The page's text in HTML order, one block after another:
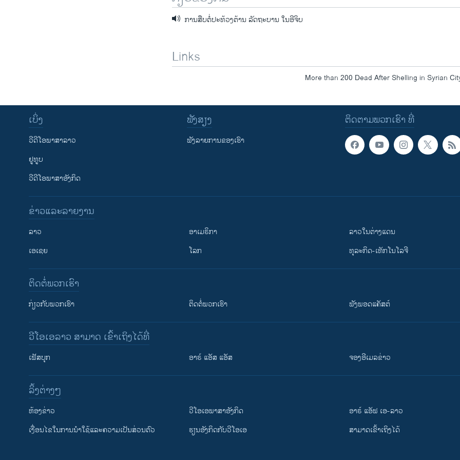
ຕິດຕາມພວກເຮົາ ທີ່
ການສືບຕໍ່ປະທ້ວງຕ້ານ ລັດຖະບານ ໃນອີຈິບ
Links
More than 200 Dead After Shelling in Syrian
ຕິດຕາມພວກເຮົາ ທີ່
ເບິ່ງ
ວີດີໂອພາສາລາວ
ຢູທູບ
ວີດີໂອພາສາອັງກິດ
ຟັງສຽງ
ຟັງລາຍການຂອງເຮົາ
ຂ່າວແລະລາຍງານ
ລາວ
ເອເຊຍ
ອາເມຣິກາ
ໂລກ
ລາວໃນຕ່າງແດນ
ທຸລະກິດ-ເທັກໂນໂລຈີ
ຕິດຕໍ່ພວກເຮົາ
ກ່ຽວກັບພວກເຮົາ ຕິດຕໍ່ພວກເຮົາ ຟັງພອດແຄັສຕ໌
ວີໂອເອລາວ ສາມາດ ເຂົ້າເຖິງໄດ້ທີ່
ເຟັສບຸກ ອາຣ໌ ແອັສ ແອັສ ຈອງອີເມລຂ່າວ
​ລິ້ງ​ຕ່າງໆ
​ຫ້ອງ​ຂ່າວ
​ເງື່ອນ​ໄຂ​ໃນ​ການ​ນຳ​ໃຊ້​ແລະຄວາມ​ເປັນ​ສ່​ວນ​ຕົວ
ວີ​ໂອ​ເອ​ພາ​ສາ​ອັງ​ກິດ
​ຮຽນ​ອັງ​ກິດ​ກັບ​ວີ​ໂອ​ເອ
ອາຣ໌ ແອັຟ ເອ-ລາວ
ສາມາດເຂົ້າເຖິງໄດ້